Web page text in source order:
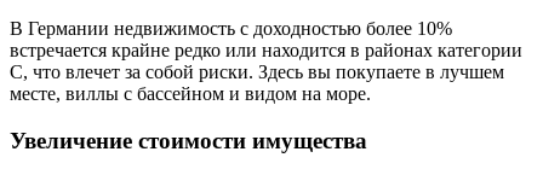
В Германии недвижимость с доходностью более 10%
встречается крайне редко или находится в районах категории
С, что влечет за собой риски. Здесь вы покупаете в лучшем
месте, виллы с бассейном и видом на море.
Увеличение стоимости имущества